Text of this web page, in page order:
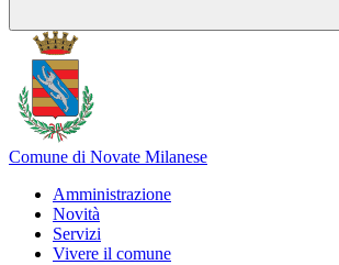
Comune di Novate Milanese
Amministrazione
Novità
Servizi
Vivere il comune